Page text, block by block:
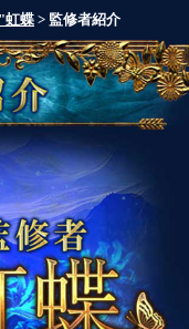
虹蝶> 監修者紹介